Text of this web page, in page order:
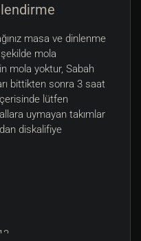
masa ve dinlenme
şekilde mola
mola yoktur, Sabah
bittikten sonra 3 saat
lütfen
uymayan takımlar
diskalifiye